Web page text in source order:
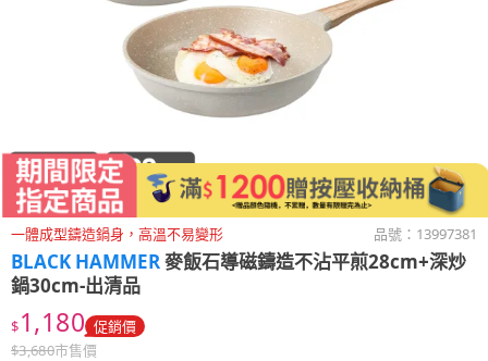
一體成型鑄造鍋身，高溫不易變形 品號： 13997381
BLACK HAMMER麥飯石導磁鑄造不沾平煎28cm+深炒
鍋30cm-出清品
$1,180 促銷價
$3,680市售價